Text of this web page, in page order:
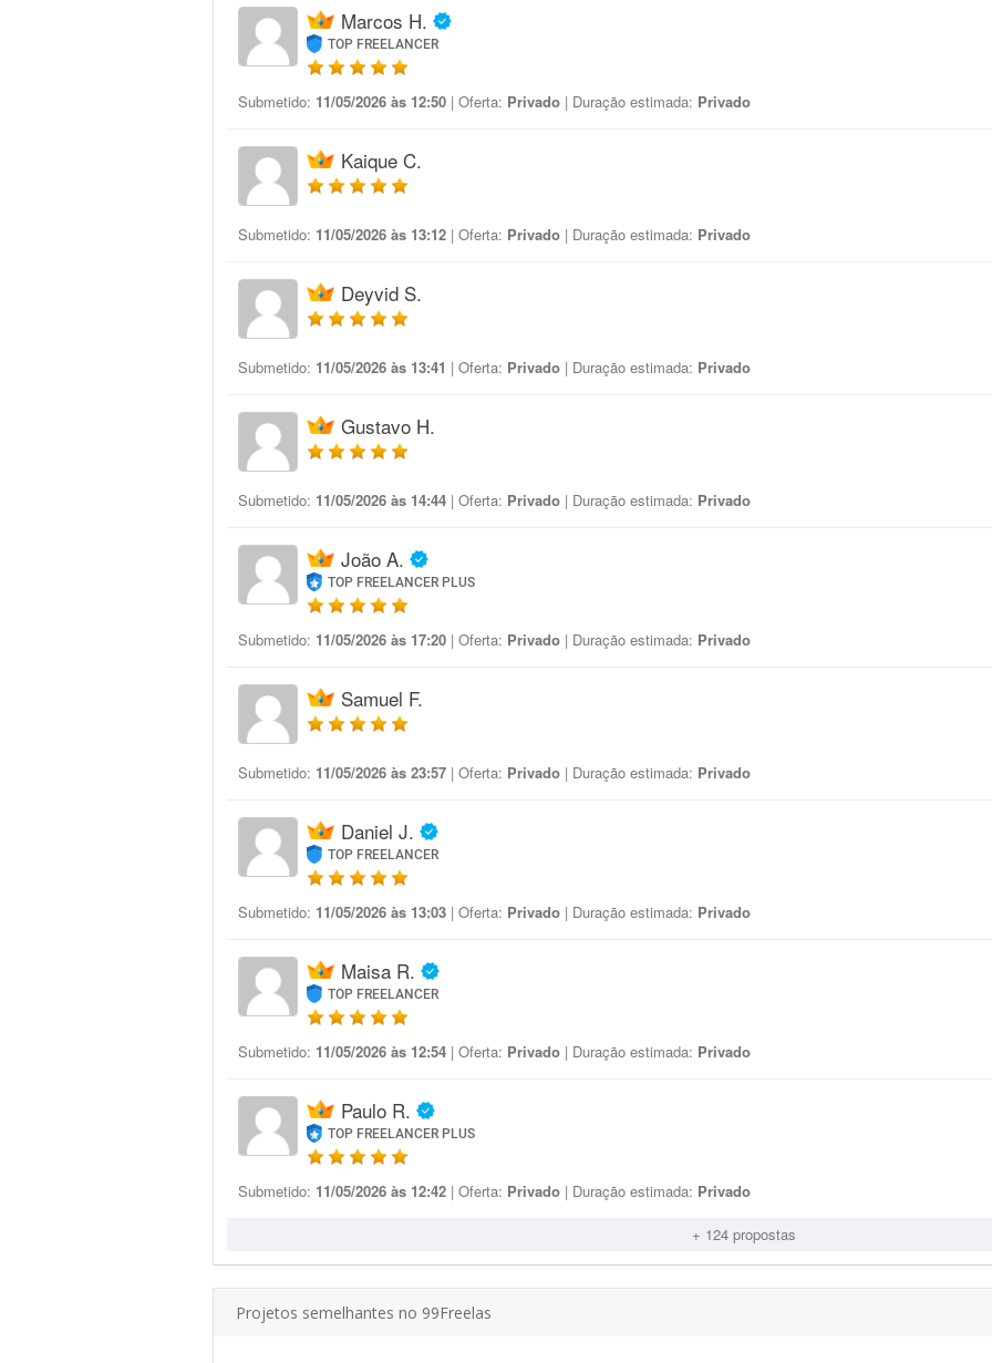
Marcos H.
TOP FREELANCER
Submetido: 11/05/2026 às 12:50 | Oferta: Privado | Duração estimada: Privado
Kaique C.
Submetido: 11/05/2026 às 13:12 | Oferta: Privado | Duração estimada: Privado
Deyvid S.
Submetido: 11/05/2026 às 13:41 | Oferta: Privado | Duração estimada: Privado
Gustavo H.
Submetido: 11/05/2026 às 14:44 | Oferta: Privado | Duração estimada: Privado
João A.
TOP FREELANCER PLUS
Submetido: 11/05/2026 às 17:20 | Oferta: Privado | Duração estimada: Privado
Samuel F.
Submetido: 11/05/2026 às 23:57 | Oferta: Privado | Duração estimada: Privado
Daniel J.
TOP FREELANCER
Submetido: 11/05/2026 às 13:03 | Oferta: Privado | Duração estimada: Privado
Maisa R.
TOP FREELANCER
Submetido: 11/05/2026 às 12:54 | Oferta: Privado | Duração estimada: Privado
Paulo R.
TOP FREELANCER PLUS
Submetido: 11/05/2026 às 12:42 | Oferta: Privado | Duração estimada: Privado
+ 124 propostas
Projetos semelhantes no 99Freelas